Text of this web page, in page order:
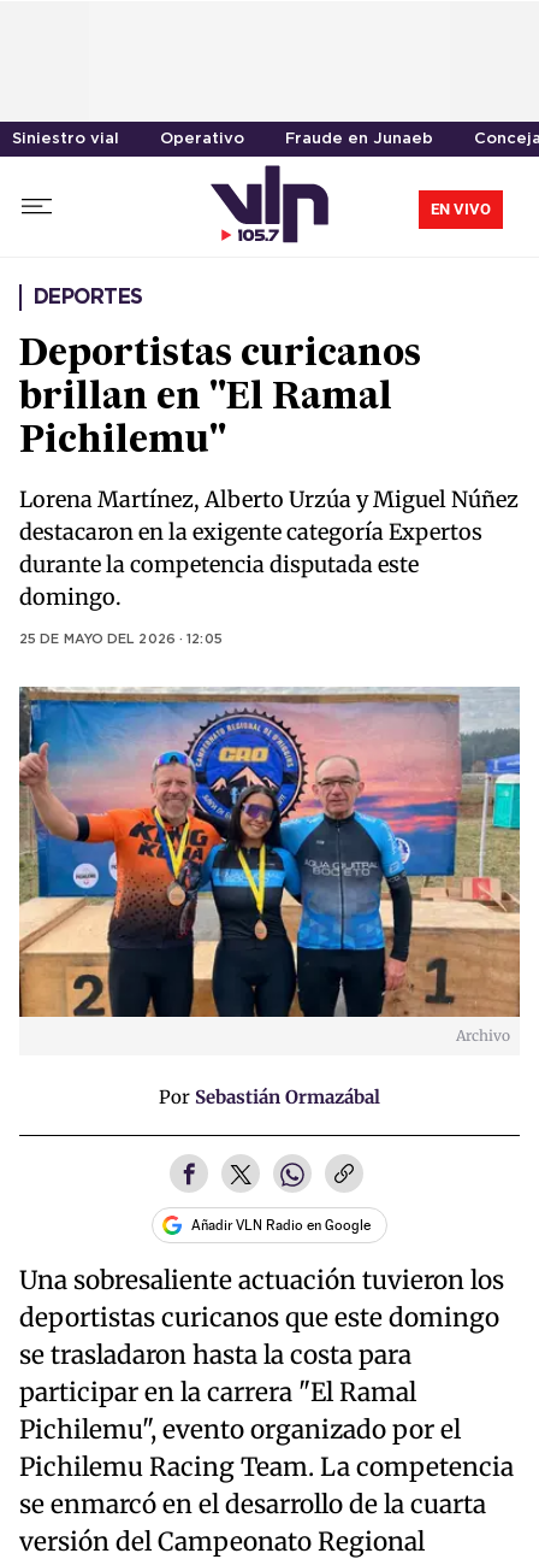
Siniestro vial Operativo Fraude en Junaeb
EN VIVO
DEPORTES
Deportistas curicanos
brillan en "El Ramal
Pichilemu"
Lorena Martínez, Alberto Urzúa y Miguel Núñez
destacaron en la exigente categoría Expertos
durante la competencia disputada este
domingo.
25 DE MAYO DEL 2026 · 12:05
Archivo
Por Sebastián Ormazábal
Añadir VLN Radio en Google
Una sobresaliente actuación tuvieron los
deportistas curicanos que este domingo
se trasladaron hasta la costa para
participar en la carrera "El Ramal
Pichilemu", evento organizado por el
Pichilemu Racing Team. La competencia
se enmarcó en el desarrollo de la cuarta
versión del Campeonato Regional